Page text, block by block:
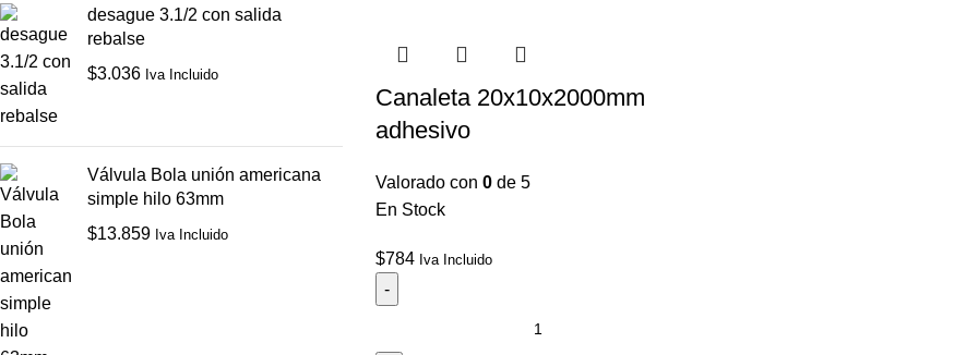
desague 3.1/2 con salida
rebalse
$3.036 Iva Incluido
Válvula Bola unión americana
simple hilo 63mm
$13.859 Iva Incluido
Canaleta 20x10x2000mm
adhesivo
Valorado con 0de 5
En Stock
$784 Iva Incluido